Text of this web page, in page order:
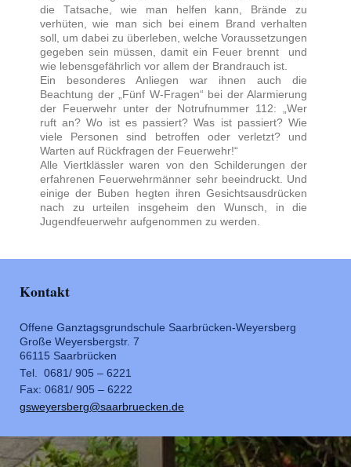
die Tatsache, wie man helfen kann, Brände zu
verhüten, wie man sich bei einem Brand verhalten
soll, um dabei zu überleben, welche Voraussetzungen
gegeben sein müssen, damit ein Feuer brennt und
wie lebensgefährlich vor allem der Brandrauch ist.
Ein besonderes Anliegen war ihnen auch die
Beachtung der „Fünf W-Fragen“ bei der Alarmierung
der Feuerwehr unter der Notrufnummer 112: „Wer
ruft an? Wo ist es passiert? Was ist passiert? Wie
viele Personen sind betroffen oder verletzt? und
Warten auf Rückfragen der Feuerwehr!“
Alle Viertklässler waren von den Schilderungen der
erfahrenen Feuerwehrmänner sehr beeindruckt. Und
einige der Buben hegten ihren Gesichtsausdrücken
nach zu urteilen insgeheim den Wunsch, in die
Jugendfeuerwehr aufgenommen zu werden.
Kontakt
Offene Ganztagsgrundschule Saarbrücken-Weyersberg
Große Weyersbergstr. 7
66115 Saarbrücken
Tel. 0681/ 905 – 6221
Fax: 0681/ 905 – 6222
gsweyersberg@saarbruecken.de